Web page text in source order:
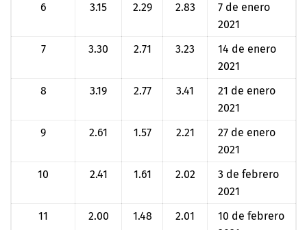
6
3.15 2.29 2.83
7 de enero
2021
7
3.30 2.71 3.23
14 de enero
2021
8
3.19 2.77 3.41
21 de enero
2021
9
2.61 1.57 2.21
27 de enero
2021
10
2.41 1.61 2.02
3 de febrero
2021
11
2.00 1.48 2.01
10 de febrero